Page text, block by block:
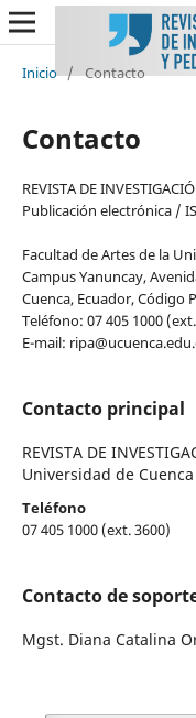
Inicio / Contacto
Contacto
REVISTA DE
Publicación electrónica /
Facultad de Artes de la
Campus Yanuncay,
Cuenca, Ecuador, Código
Teléfono: 07 405 1000
E-mail:
Contacto principal
REVISTA DE
Universidad de Cuenca
Teléfono
07 405 1000 (ext. 3600)
Contacto de
Mgst. Diana Catalina